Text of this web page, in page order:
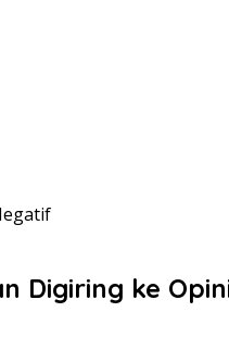
Digiring ke